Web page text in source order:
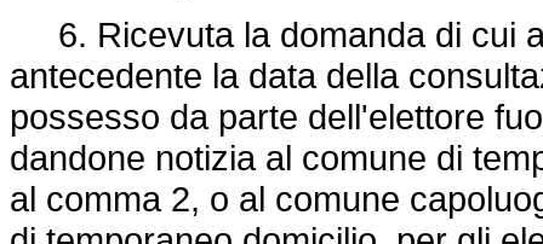
6. Ricevuta la domanda di cui
antecedente la data della
possesso da parte dell'elettore
dandone notizia al comune di
al comma 2, o al comune